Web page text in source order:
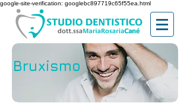
google-site-verification: googlebc897719c65f55ea.html
Bruxismo